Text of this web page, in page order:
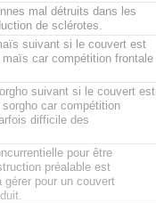
mal détruits dans les
de sclérotes.
suivant si le couvert est
car compétition frontale
suivant si le couvert est
car compétition
difficile des
pour être
préalable est
pour un couvert